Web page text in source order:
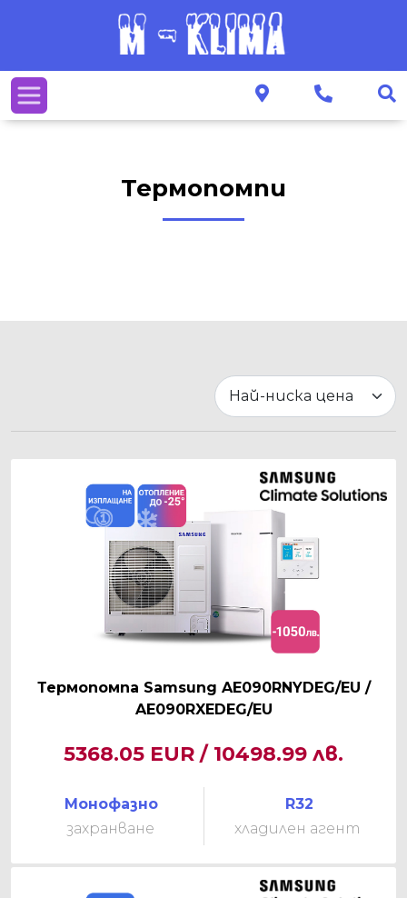
Термопомпи
Термопомпа Samsung AE090RNYDEG/EU /
AE090RXEDEG/EU
5368.05 EUR / 10498.99 лв.
Монофазно
захранване
R32
хладилен агент